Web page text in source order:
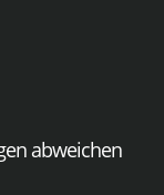
abweichen